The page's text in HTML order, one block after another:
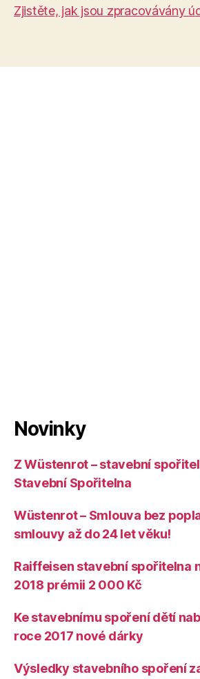
Zjistěte, jak jsou zpracovávány
Novinky
Z Wüstenrot – stavební
Stavební Spořitelna
Wüstenrot – Smlouva bez
smlouvy až do 24 let věku!
Raiffeisen stavební spořitelna
2018 prémii 2 000 Kč
Ke stavebnímu spoření dětí
roce 2017 nové dárky
Výsledky stavebního spoření